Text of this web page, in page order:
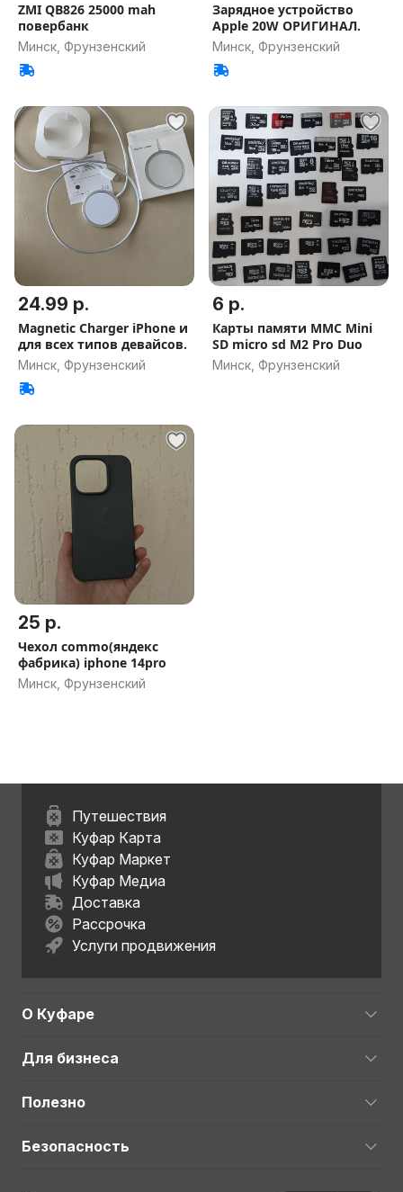
ZMI QB826 25000 mah
повербанк
Минск, Фрунзенский
Зарядное устройство
Apple 20W ОРИГИНАЛ.
Минск, Фрунзенский
24.99 р.
Magnetic Charger iPhone и
для всех типов девайсов.
Минск, Фрунзенский
6 р.
Карты памяти MMC Mini
SD micro sd M2 Pro Duo
Минск, Фрунзенский
25 р.
Чехол commo(яндекс
фабрика) iphone 14pro
Минск, Фрунзенский
Путешествия
Куфар Карта
Куфар Маркет
Куфар Медиа
Доставка
Рассрочка
Услуги продвижения
О Куфаре
Для бизнеса
Полезно
Безопасность